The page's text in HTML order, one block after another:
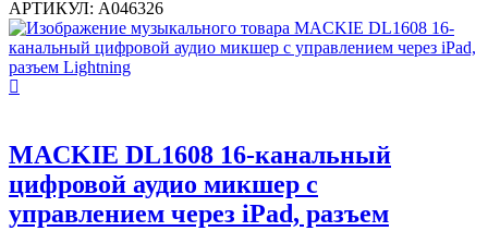
АРТИКУЛ: A046326
MACKIE DL1608 16-канальный
цифровой аудио микшер с
управлением через iPad, разъем